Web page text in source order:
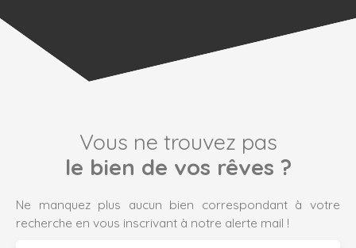
Vous ne trouvez pas
le bien de vos rêves ?
Ne manquez plus aucun bien correspondant à votre
recherche en vous inscrivant à notre alerte mail !